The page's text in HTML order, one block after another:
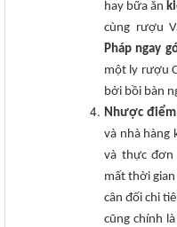
hay bữa ăn
cùng rượu
Pháp ngay
một ly rượu
bởi bồi bàn
Nhược
và nhà hàng
và thực đơn
mất thời
cân đối chi
cũng chính